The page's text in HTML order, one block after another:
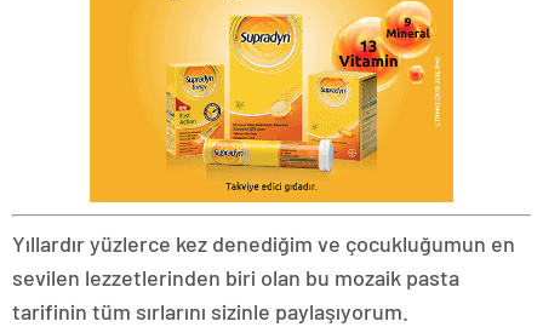
Yıllardır yüzlerce kez denediğim ve çocukluğumun en
sevilen lezzetlerinden biri olan bu mozaik pasta
tarifinin tüm sırlarını sizinle paylaşıyorum.